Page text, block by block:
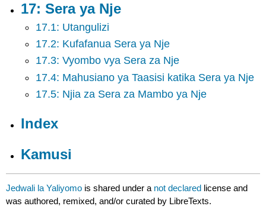
17: Sera ya Nje
17.1: Utangulizi
17.2: Kufafanua Sera ya Nje
17.3: Vyombo vya Sera za Nje
17.4: Mahusiano ya Taasisi katika Sera ya Nje
17.5: Njia za Sera za Mambo ya Nje
Index
Kamusi
Jedwali la Yaliyomo is shared under a not declared license and
was authored, remixed, and/or curated by LibreTexts.